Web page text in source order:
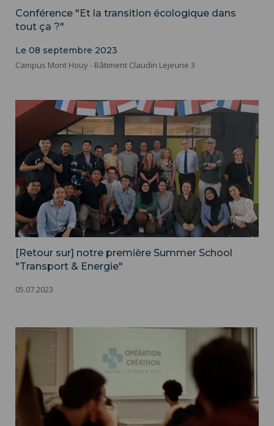
Conférence "Et la transition écologique dans
tout ça ?"
Le 08 septembre 2023
Campus Mont Houy - Bâtiment Claudin Lejeune 3
[Retour sur] notre première Summer School
"Transport & Energie"
05.07.2023